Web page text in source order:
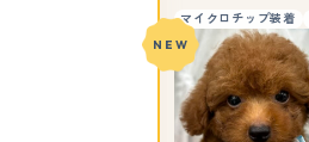
マイクロチップ装着
NEW